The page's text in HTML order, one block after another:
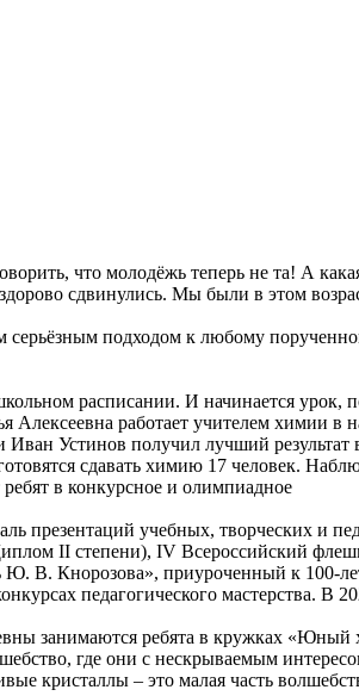
что молодёжь теперь не та! А
сдвинулись. Мы были в этом
серьёзным подходом к любому
расписании. И начинается урок,
работает учителем химии в
Иван Устинов получил лучший результат
сдавать химию 17 человек.
в конкурсное и олимпиадное
презентаций учебных, творческих и
II степени), IV Всероссийский
Ю. В. Кнорозова», приуроченный к 100-
педагогического мастерства. В
занимаются ребята в кружках
где они с нескрываемым
кристаллы – это малая часть